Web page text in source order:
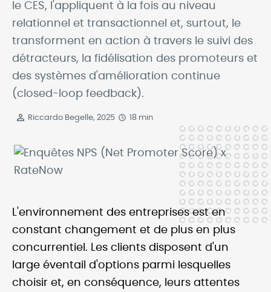
le CES, l'appliquent à la fois au niveau
relationnel et transactionnel et, surtout, le
transforment en action à travers le suivi des
détracteurs, la fidélisation des promoteurs et
des systèmes d'amélioration continue
(closed-loop feedback).
Riccardo Begelle, 2025 18 min
L'environnement des entreprises est en
constant changement et de plus en plus
concurrentiel. Les clients disposent d'un
large éventail d'options parmi lesquelles
choisir et, en conséquence, leurs attentes